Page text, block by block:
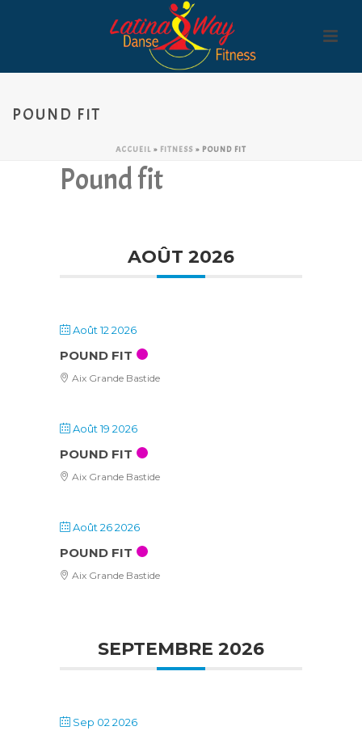
POUND FIT
ACCUEIL » FITNESS » POUND FIT
Pound fit
AOÛT 2026
Août 12 2026
POUND FIT
Aix Grande Bastide
Août 19 2026
POUND FIT
Aix Grande Bastide
Août 26 2026
POUND FIT
Aix Grande Bastide
SEPTEMBRE 2026
Sep 02 2026